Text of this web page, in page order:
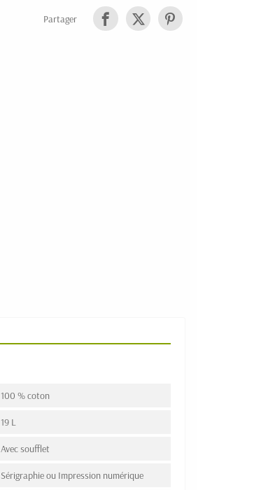
Partager
100 % coton
19 L
Avec soufflet
Sérigraphie ou Impression numérique